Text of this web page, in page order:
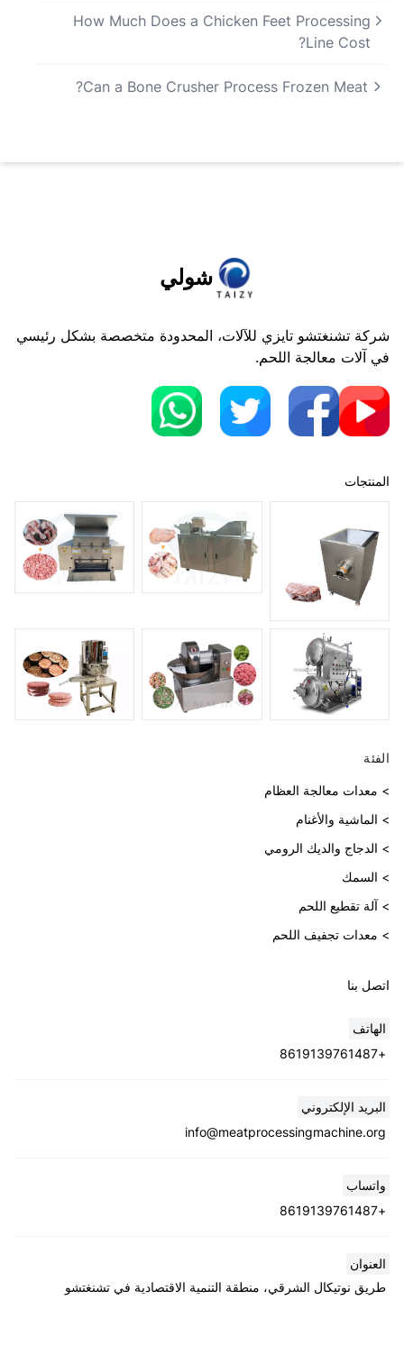
How Much Does a Chicken Feet Processing
Line Cost?
Can a Bone Crusher Process Frozen Meat?
شولي
شركة تشنغتشو تايزي للآلات، المحدودة متخصصة بشكل رئيسي
في آلات معالجة اللحم.
المنتجات
الفئة
> معدات معالجة العظام
> الماشية والأغنام
> الدجاج والديك الرومي
> السمك
> آلة تقطيع اللحم
> معدات تجفيف اللحم
اتصل بنا
الهاتف
+8619139761487
البريد الإلكتروني
info@meatprocessingmachine.org
واتساب
+8619139761487
العنوان
طريق نوتيكال الشرقي، منطقة التنمية الاقتصادية في تشنغتشو
Whatsapp
Wechat